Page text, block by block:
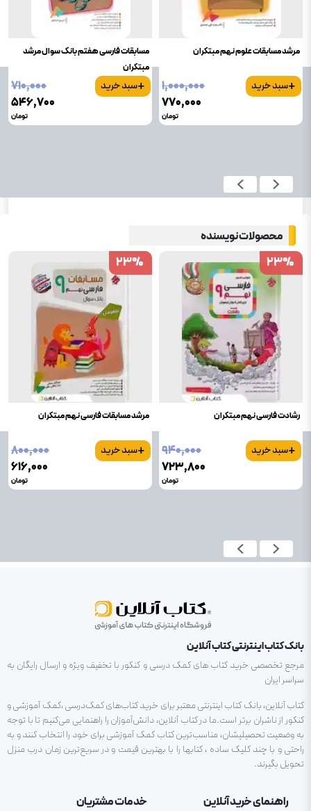
مرشد مسابقات علوم نهم مبتکران
+سبد خرید
۱٬۰۰۰٬۰۰۰
۷۷۰٬۰۰۰
تومان
مسابقات فارسی هفتم بانک سوال مرشد
مبتکران
+سبد خرید
۷۱۰٬۰۰۰
۵۴۶٬۷۰۰
تومان
محصولات نویسنده
رشادت فارسی نهم مبتکران
+سبد خرید
۹۴۰٬۰۰۰
۷۲۳٬۸۰۰
تومان
23%
23%
مرشد مسابقات فارسی نهم مبتکران
+سبد خرید
۸۰۰٬۰۰۰
۶۱۶٬۰۰۰
تومان
23%
23%
بانک کتاب اینترنتی کتاب آنلاین
مرجع تخصصی خرید کتاب های کمک درسی و کنکور با تخفیف ویژه و ارسال رایگان به
سراسر ایران
کتاب آنلاین، بانک کتاب اینترنتی معتبر برای خرید کتاب‌های کمک‌درسی ،کمک آموزشی و
کنکور از ناشران برتر است.ما در کتاب آنلاین، دانش‌آموزان را راهنمایی می‌کنیم تا با توجه
به وضعیت تحصیلیشان، مناسب‌ترین کتاب کمک آموزشی برای خود را انتخاب کنند و به
راحتی و با چند کلیک ساده ، کتابها را با بهترین قیمت و در سریع‌ترین زمان درب منزل
تحویل بگیرند.
راهنمای خرید آنلاین خدمات مشتریان